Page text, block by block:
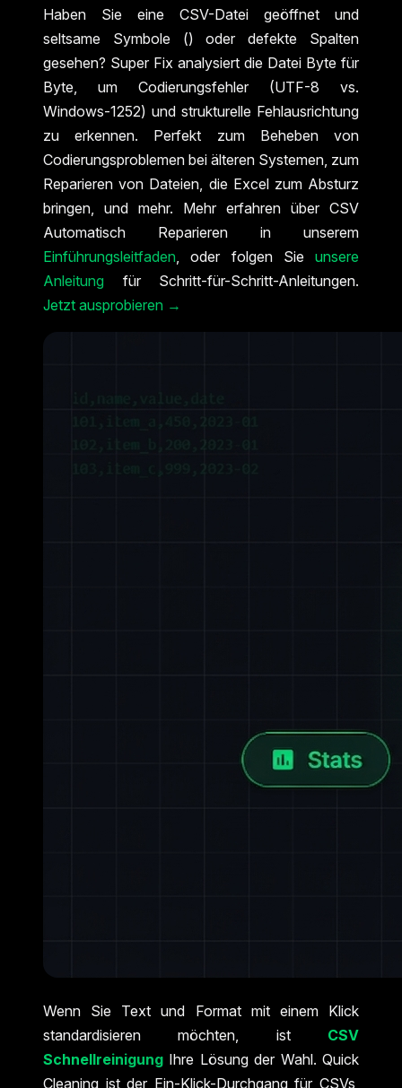
Haben Sie eine CSV-Datei geöffnet und
seltsame Symbole () oder defekte Spalten
gesehen? Super Fix analysiert die Datei Byte für
Byte, um Codierungsfehler (UTF-8 vs.
Windows-1252) und strukturelle Fehlausrichtung
zu erkennen. Perfekt zum Beheben von
Codierungsproblemen bei älteren Systemen, zum
Reparieren von Dateien, die Excel zum Absturz
bringen, und mehr. Mehr erfahren über CSV
Automatisch Reparieren in unserem
Einführungsleitfaden , oder folgen Sie unsere
Anleitung für Schritt-für-Schritt-Anleitungen.
Jetzt ausprobieren →
Wenn Sie Text und Format mit einem Klick
standardisieren möchten, ist CSV
Schnellreinigung Ihre Lösung der Wahl. Quick
Cleaning ist der Ein-Klick-Durchgang für CSVs,